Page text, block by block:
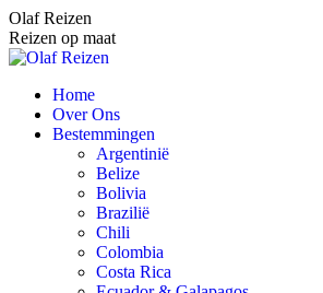
Spring
naar
content
Olaf Reizen
Reizen op maat
Home
Over Ons
Bestemmingen
Argentinië
Belize
Bolivia
Brazilië
Chili
Colombia
Costa Rica